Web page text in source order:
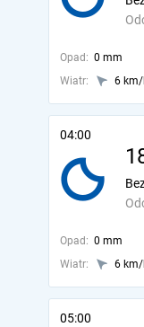
Opad: 0 mm
Wiatr:
6 km/
04:00
Opad: 0 mm
Wiatr:
6 km/
05:00